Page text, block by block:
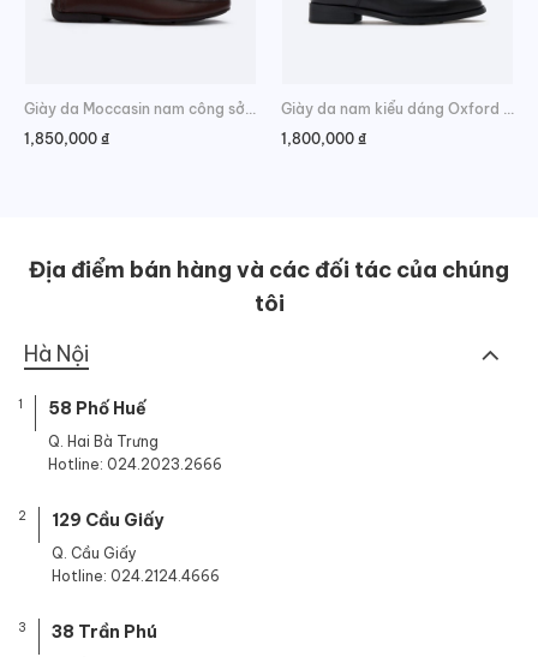
Giày da Moccasin nam công sở trẻ trung
1,850,000 ₫
Giày da nam kiểu dáng Oxford lịch lãm
1,800,000 ₫
Địa điểm bán hàng và các đối tác của chúng
tôi
Hà Nội
1 58 Phố Huế
Q. Hai Bà Trưng
Hotline: 024.2023.2666
2 129 Cầu Giấy
Q. Cầu Giấy
Hotline: 024.2124.4666
3 38 Trần Phú